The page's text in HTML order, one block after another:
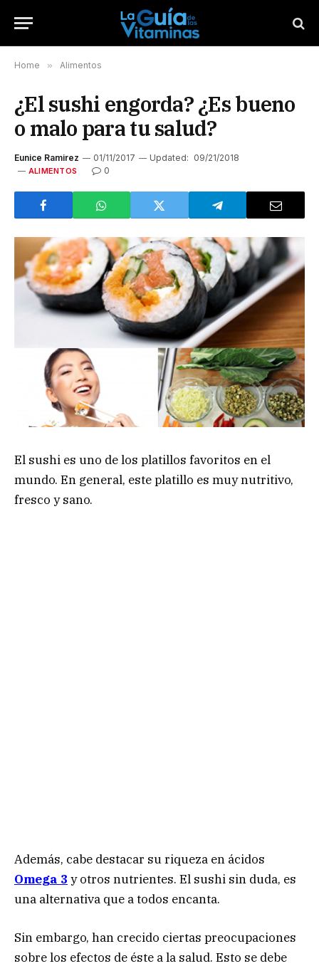
Home » Alimentos
¿El sushi engorda? ¿Es bueno
o malo para tu salud?
Eunice Ramirez 01/11/2017 Updated: 09/21/2018
ALIMENTOS 0
El sushi es uno de los platillos favoritos en el
mundo. En general, este platillo es muy nutritivo,
fresco y sano.
Además, cabe destacar su riqueza en ácidos
Omega 3 y otros nutrientes. El sushi sin duda, es
una alternativa que a todos encanta.
Sin embargo, han crecido ciertas preocupaciones
sobre los efectos de éste a la salud. Esto se debe